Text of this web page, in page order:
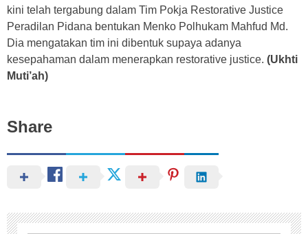
kini telah tergabung dalam Tim Pokja Restorative Justice
Peradilan Pidana bentukan Menko Polhukam Mahfud Md.
Dia mengatakan tim ini dibentuk supaya adanya
kesepahaman dalam menerapkan restorative justice. (Ukhti
Muti’ah)
Share